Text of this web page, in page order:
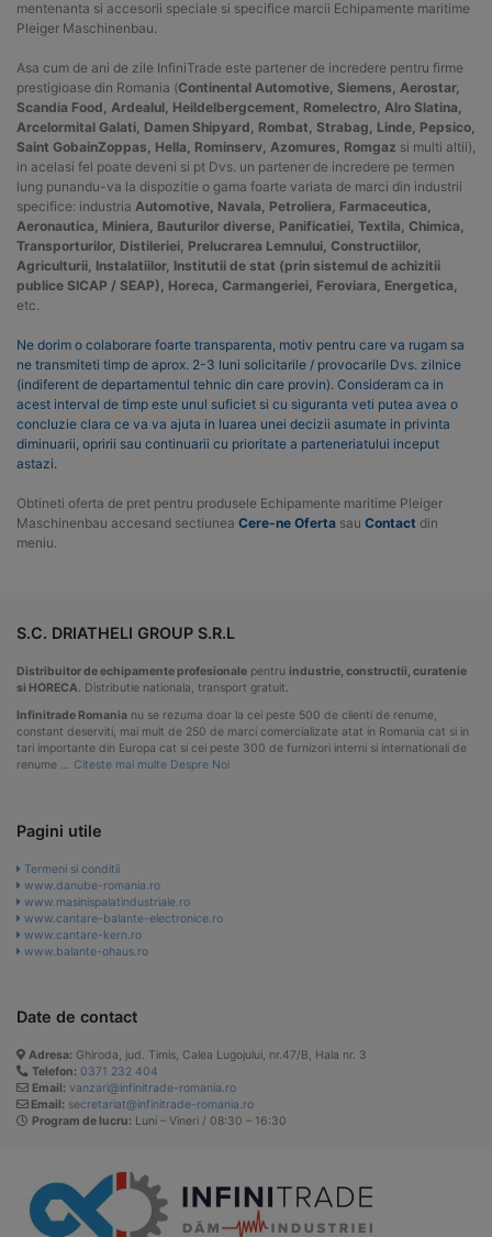
mentenanta si accesorii speciale si specifice marcii Echipamente maritime
Pleiger Maschinenbau.
Asa cum de ani de zile InfiniTrade este partener de incredere pentru firme
prestigioase din Romania (Continental Automotive, Siemens, Aerostar,
Scandia Food, Ardealul, Heildelbergcement, Romelectro, Alro Slatina,
Arcelormital Galati, Damen Shipyard, Rombat, Strabag, Linde, Pepsico,
Saint GobainZoppas, Hella, Rominserv, Azomures, Romgaz si multi altii),
in acelasi fel poate deveni si pt Dvs. un partener de incredere pe termen
lung punandu-va la dispozitie o gama foarte variata de marci din industrii
specifice: industria Automotive, Navala, Petroliera, Farmaceutica,
Aeronautica, Miniera, Bauturilor diverse, Panificatiei, Textila, Chimica,
Transporturilor, Distileriei, Prelucrarea Lemnului, Constructiilor,
Agriculturii, Instalatiilor, Institutii de stat (prin sistemul de achizitii
publice SICAP / SEAP), Horeca, Carmangeriei, Feroviara, Energetica,
etc.
Ne dorim o colaborare foarte transparenta, motiv pentru care va rugam sa
ne transmiteti timp de aprox. 2-3 luni solicitarile / provocarile Dvs. zilnice
(indiferent de departamentul tehnic din care provin). Consideram ca in
acest interval de timp este unul suficiet si cu siguranta veti putea avea o
concluzie clara ce va va ajuta in luarea unei decizii asumate in privinta
diminuarii, opririi sau continuarii cu prioritate a parteneriatului inceput
astazi.
Obtineti oferta de pret pentru produsele Echipamente maritime Pleiger
Maschinenbau accesand sectiunea Cere-ne Oferta sau Contact din
meniu.
S.C. DRIATHELI GROUP S.R.L
Distribuitor de echipamente profesionale pentru industrie, constructii, curatenie
si HORECA. Distributie nationala, transport gratuit.
Infinitrade Romania nu se rezuma doar la cei peste 500 de clienti de renume,
constant deserviti, mai mult de 250 de marci comercializate atat in Romania cat si in
tari importante din Europa cat si cei peste 300 de furnizori interni si internationali de
renume … Citeste mai multe Despre Noi
Pagini utile
Termeni si conditii
www.danube-romania.ro
www.masinispalatindustriale.ro
www.cantare-balante-electronice.ro
www.cantare-kern.ro
www.balante-ohaus.ro
Date de contact
Adresa: Ghiroda, jud. Timis, Calea Lugojului, nr.47/B, Hala nr. 3
Telefon: 0371 232 404
Email: vanzari@infinitrade-romania.ro
Email: secretariat@infinitrade-romania.ro
Program de lucru: Luni – Vineri / 08:30 – 16:30